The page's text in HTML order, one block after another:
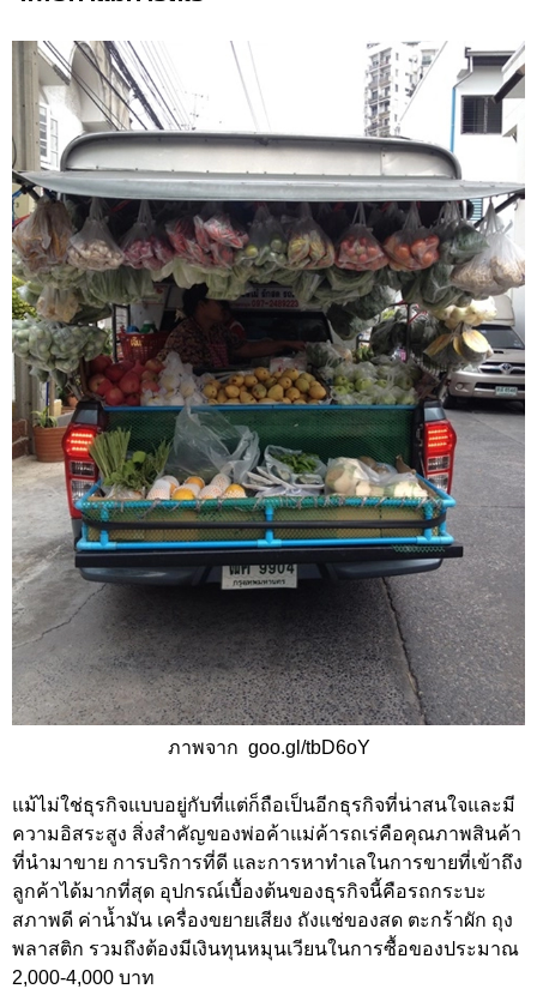
ภาพจาก goo.gl/tbD6oY
แม้ไม่ใช่ธุรกิจแบบอยู่กับที่แต่ก็ถือเป็นอีกธุรกิจที่น่าสนใจและมี
ความอิสระสูง สิ่งสำคัญของพ่อค้าแม่ค้ารถเร่คือคุณภาพสินค้า
ที่นำมาขาย การบริการที่ดี และการหาทำเลในการขายที่เข้าถึง
ลูกค้าได้มากที่สุด อุปกรณ์เบื้องต้นของธุรกิจนี้คือรถกระบะ
สภาพดี ค่าน้ำมัน เครื่องขยายเสียง ถังแช่ของสด ตะกร้าผัก ถุง
พลาสติก รวมถึงต้องมีเงินทุนหมุนเวียนในการซื้อของประมาณ
2,000-4,000 บาท